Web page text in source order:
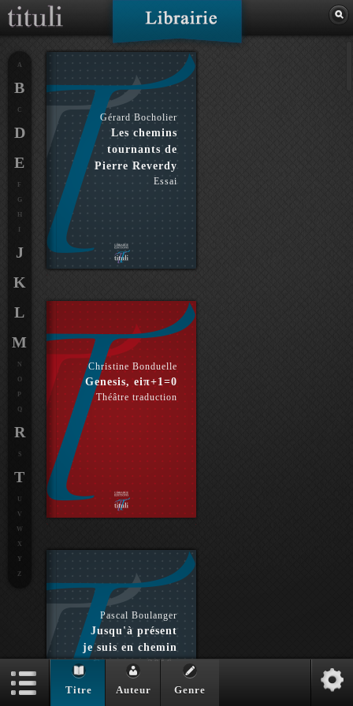
Gérard Bocholier
Les chemins
tournants de
Pierre Reverdy
Essai
Christine Bonduelle
Genesis, eiπ+1=0
Théâtre traduction
Pascal Boulanger
Jusqu'à présent
je suis en chemin
- Carnets : 2016-
Essai
A
B
C
D
E
F
G
H
J
K
L
M
N
O
P
Q
R
S
T
U
V
W
X
Y
Z
Titre Auteur Genre